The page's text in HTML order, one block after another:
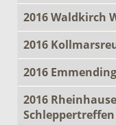
2016 Waldkirch
2016
2016
2016
Schleppertreffen